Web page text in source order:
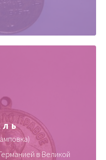
в Великой